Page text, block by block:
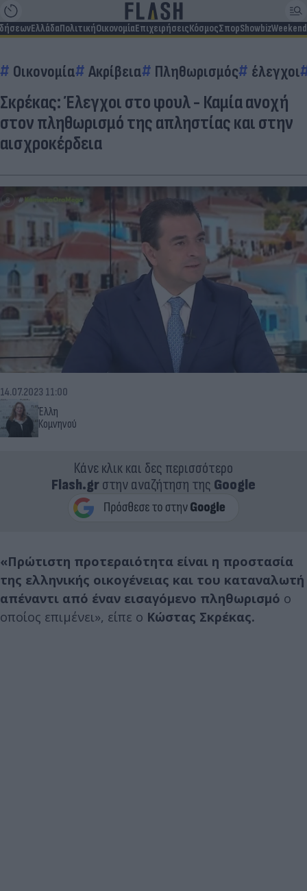
ΕλλάδαΠολιτικήΟικονομίαΕπιχειρήσειςΚόσμοςΣπορShowbizWeekend
Οικονομία Ακρίβεια Πληθωρισμός έλεγχοι
Σκρέκας: Έλεγχοι στο φουλ - Καμία ανοχή
στον πληθωρισμό της απληστίας και στην
αισχροκέρδεια
Έλλη
Κομνηνού
14.07.2023 11:00
Κάνε κλικ και δες περισσότερο
Flash.grστην αναζήτηση της Google
«Πρώτιστη προτεραιότητα είναι η προστασία
της ελληνικής οικογένειας και του καταναλωτή
απέναντι από έναν εισαγόμενο πληθωρισμό ο
οποίος επιμένει», είπε ο Κώστας Σκρέκας.